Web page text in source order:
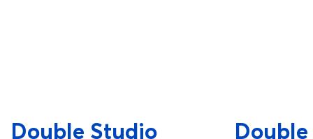
Double Studio